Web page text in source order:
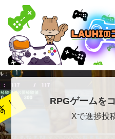
RPGゲームを
Xで進捗投